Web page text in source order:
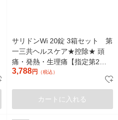
サリドンWi 20錠 3箱セット 第
一三共ヘルスケア★控除★ 頭
痛・発熱・生理痛【指定第2類
医薬品】
3,788円 （税込）
カートに入れる